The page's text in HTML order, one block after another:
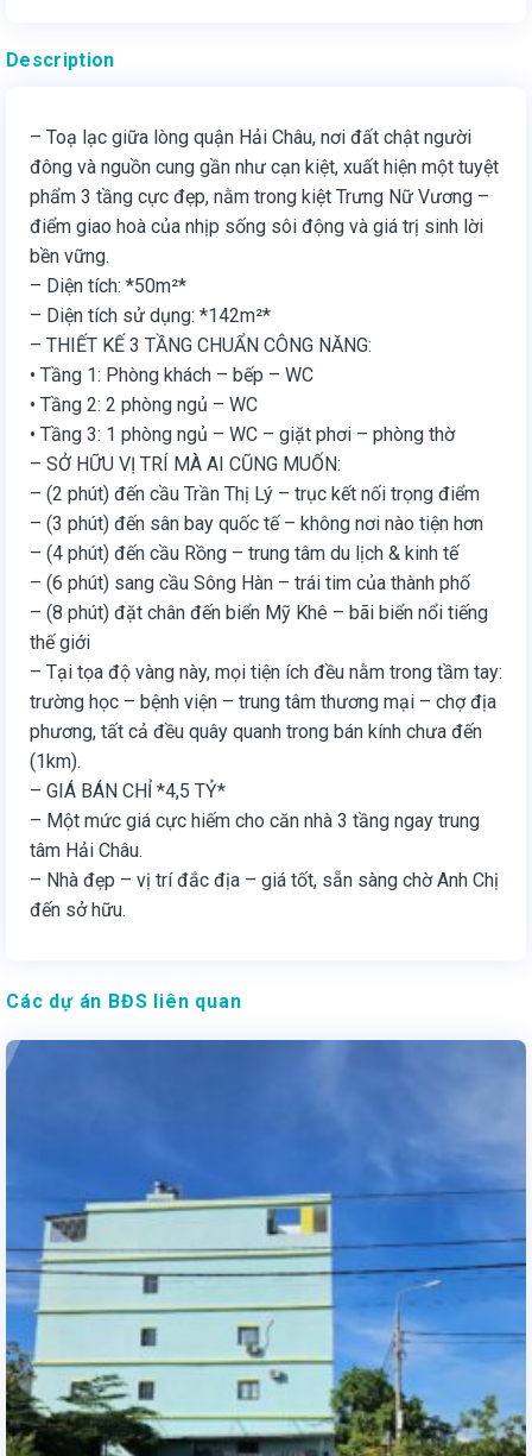
Description
– Toạ lạc giữa lòng quận Hải Châu, nơi đất chật người
đông và nguồn cung gần như cạn kiệt, xuất hiện một tuyệt
phẩm 3 tầng cực đẹp, nằm trong kiệt Trưng Nữ Vương –
điểm giao hoà của nhịp sống sôi động và giá trị sinh lời
bền vững.
– Diện tích: *50m²*
– Diện tích sử dụng: *142m²*
– THIẾT KẾ 3 TẦNG CHUẨN CÔNG NĂNG:
• Tầng 1: Phòng khách – bếp – WC
• Tầng 2: 2 phòng ngủ – WC
• Tầng 3: 1 phòng ngủ – WC – giặt phơi – phòng thờ
– SỞ HỮU VỊ TRÍ MÀ AI CŨNG MUỐN:
– (2 phút) đến cầu Trần Thị Lý – trục kết nối trọng điểm
– (3 phút) đến sân bay quốc tế – không nơi nào tiện hơn
– (4 phút) đến cầu Rồng – trung tâm du lịch & kinh tế
– (6 phút) sang cầu Sông Hàn – trái tim của thành phố
– (8 phút) đặt chân đến biển Mỹ Khê – bãi biển nổi tiếng
thế giới
– Tại tọa độ vàng này, mọi tiện ích đều nằm trong tầm tay:
trường học – bệnh viện – trung tâm thương mại – chợ địa
phương, tất cả đều quây quanh trong bán kính chưa đến
(1km).
– GIÁ BÁN CHỈ *4,5 TỶ*
– Một mức giá cực hiếm cho căn nhà 3 tầng ngay trung
tâm Hải Châu.
– Nhà đẹp – vị trí đắc địa – giá tốt, sẵn sàng chờ Anh Chị
đến sở hữu.
Các dự án BĐS liên quan